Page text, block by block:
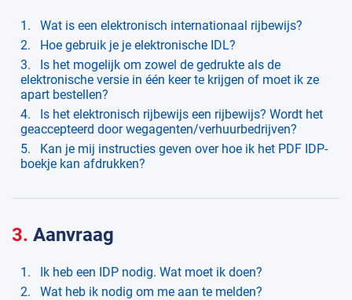
Wat is een elektronisch internationaal rijbewijs?
Hoe gebruik je je elektronische IDL?
Is het mogelijk om zowel de gedrukte als de
elektronische versie in één keer te krijgen of moet ik ze
apart bestellen?
Is het elektronisch rijbewijs een rijbewijs? Wordt het
geaccepteerd door wegagenten/verhuurbedrijven?
Kan je mij instructies geven over hoe ik het PDF IDP-
boekje kan afdrukken?
3. Aanvraag
Ik heb een IDP nodig. Wat moet ik doen?
Wat heb ik nodig om me aan te melden?